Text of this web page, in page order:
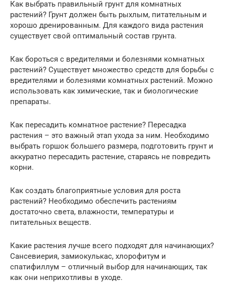
Как выбрать правильный грунт для комнатных
растений? Грунт должен быть рыхлым, питательным и
хорошо дренированным. Для каждого вида растения
существует свой оптимальный состав грунта.
Как бороться с вредителями и болезнями комнатных
растений? Существует множество средств для борьбы с
вредителями и болезнями комнатных растений. Можно
использовать как химические, так и биологические
препараты.
Как пересадить комнатное растение? Пересадка
растения – это важный этап ухода за ним. Необходимо
выбрать горшок большего размера, подготовить грунт и
аккуратно пересадить растение, стараясь не повредить
корни.
Как создать благоприятные условия для роста
растений? Необходимо обеспечить растениям
достаточно света, влажности, температуры и
питательных веществ.
Какие растения лучше всего подходят для начинающих?
Сансевиерия, замиокулькас, хлорофитум и
спатифиллум – отличный выбор для начинающих, так
как они неприхотливы в уходе.